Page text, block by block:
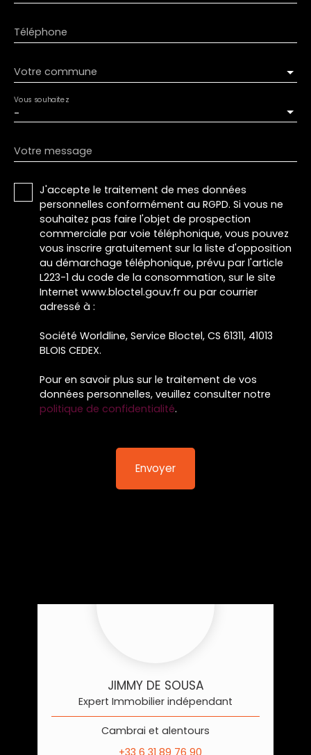
Téléphone
Votre commune
-
Vous souhaitez
Votre message
J'accepte le traitement de mes données
personnelles conformément au RGPD. Si vous ne
souhaitez pas faire l'objet de prospection
commerciale par voie téléphonique, vous pouvez
vous inscrire gratuitement sur la liste d'opposition
au démarchage téléphonique, prévu par l'article
L223-1 du code de la consommation, sur le site
Internet www.bloctel.gouv.fr ou par courrier
adressé à :
Société Worldline, Service Bloctel, CS 61311, 41013
BLOIS CEDEX.
Pour en savoir plus sur le traitement de vos
données personnelles, veuillez consulter notre
politique de confidentialité.
Envoyer
JIMMY DE SOUSA
Expert Immobilier indépendant
Cambrai et alentours
+33 6 31 89 76 90